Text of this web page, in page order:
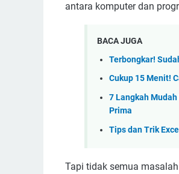
antara komputer dan
BACA JUGA
Terbongkar!
Cukup 15 Menit!
7 Langkah
Prima
Tips dan Trik
Tapi tidak semua masalah